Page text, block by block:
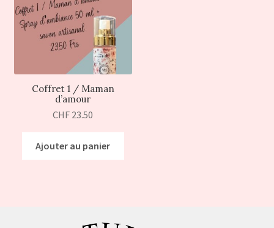
Coffret 1 / Maman
d’amour
CHF 23.50
Ajouter au panier